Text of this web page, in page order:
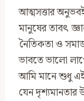
আত্মসত্তার
মানুষের তাবৎ
নৈতিকতা ও
ভাবতে ভালো
আমি মানে শুধু
যেন দৃশ‍্যমানতার